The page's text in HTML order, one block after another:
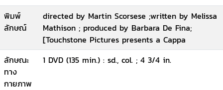
พิมพ์
ลักษณ์
directed by Martin Scorsese ;written by Melissa
Mathison ; produced by Barbara De Fina;
[Touchstone Pictures presents a Cappa
ลักษณะ
ทาง
กายภาพ
1 DVD (135 min.) : sd., col. ; 4 3/4 in.